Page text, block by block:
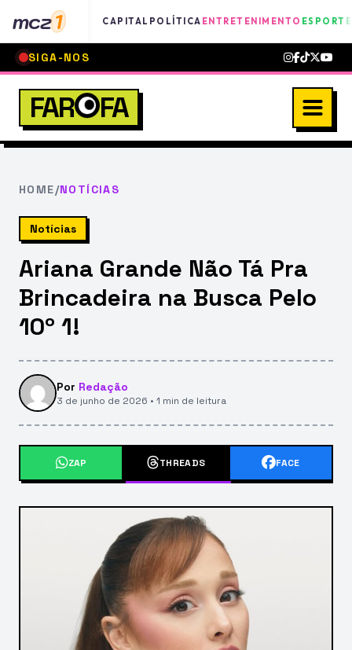
mcz1 CAPITAL POLÍTICA ENTRETENIMENTO
SIGA-NOS
FAR FA
HOME/NOTÍCIAS
Notícias
Ariana Grande Não Tá Pra
Brincadeira na Busca Pelo
10º 1!
Por Redação
3 de junho de 2026 • 1 min de leitura
ZAP THREADS FACE